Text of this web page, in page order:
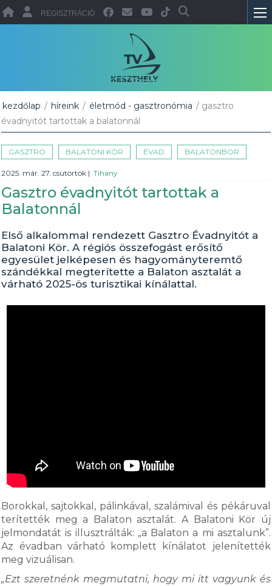
REGISZTRÁCIÓ
kezdőlap / híreink / életmód - gasztronómia / gasztro
évadnyitót tartottak a balatonnál
GASZTRO BALATONI KÖR ÉVAD BALATONBOR
2025. már. 27. csütörtök | Tihany
Gasztro évadnyitót tartottak a
Balatonnál
Első alkalommal rendezett Gasztro Évadnyitót a
Balatoni Kör. A régiós összefogást erősítő
egyesület jelképesen és hagyományteremtő
szándékkal megterítette a Balaton asztalát a
várható 2025-ös turisztikai kínálattal.
Borokkal, sajtokkal, pálinkával, szalámival és pékáruval
terítették meg a Balaton asztalát. A Balatoni Kör új
jelmondatát is illusztrálták: „a Balaton a mi asztalunk”.
Az évadban várható komplett kínálatot jelenítették
meg vizuálisan.
„Ezt szeretnénk megmutatni, hogy mi itt vagyunk és